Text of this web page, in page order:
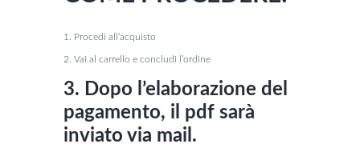
1. Procedi all’acquisto
2. Vai al carrello e concludi l’ordine
3. Dopo l’elaborazione del
pagamento, il pdf sarà
inviato via mail.